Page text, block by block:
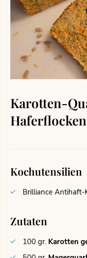
Karotten-
Haferflocken
Kochutensilien
Brilliance Antihaft-
Zutaten
100 gr. Karotten